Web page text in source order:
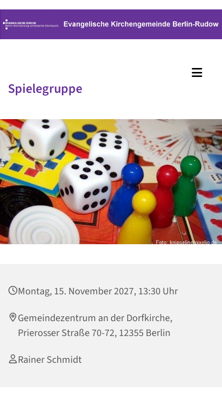
Spielegruppe
Montag, 15. November 2027, 13:30 Uhr
Gemeindezentrum an der Dorfkirche,
Prierosser Straße 70-72, 12355 Berlin
Rainer Schmidt